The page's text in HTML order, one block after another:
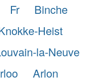
Fr
Binche
Heist
la-Neuve
Arlon